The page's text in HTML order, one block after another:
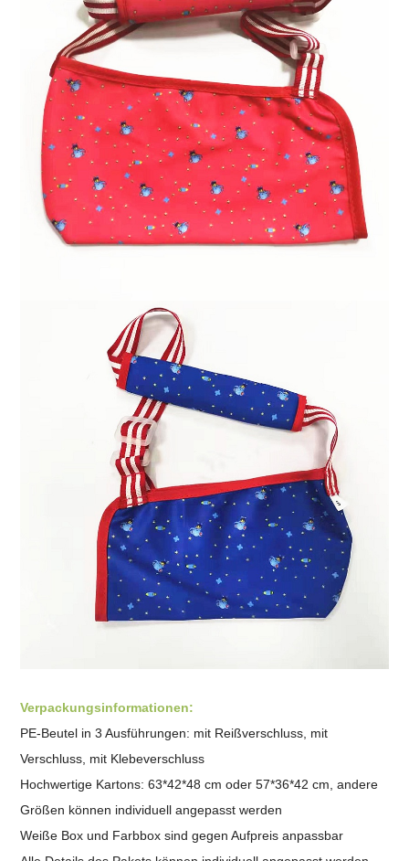
Verpackungsinformationen:
PE-Beutel in 3 Ausführungen: mit Reißverschluss, mit
Verschluss, mit Klebeverschluss
Hochwertige Kartons: 63*42*48 cm oder 57*36*42 cm, andere
Größen können individuell angepasst werden
Weiße Box und Farbbox sind gegen Aufpreis anpassbar